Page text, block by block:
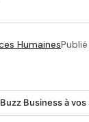
HumainesPublié
Business à